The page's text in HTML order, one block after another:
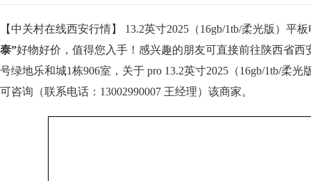
【中关村在线西安行情】 13.2英寸2025（16gb/1tb/柔光版）平
泰”好物好价，值得您入手！感兴趣的朋友可直接前往陕西省西
号绿地乐和城1栋906室，关于 pro 13.2英寸2025（16gb/1tb/柔
可咨询（联系电话：13002990007 王经理）该商家。